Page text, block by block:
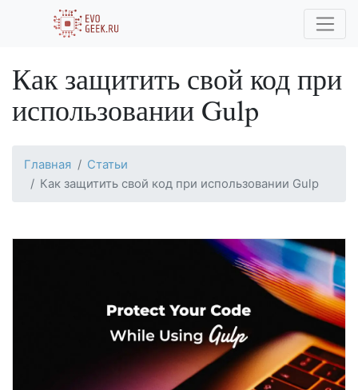
Как защитить свой код при
использовании Gulp
Главная
Статьи
Как защитить свой код при использовании Gulp